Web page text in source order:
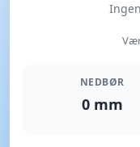
NEDBØR
0 mm